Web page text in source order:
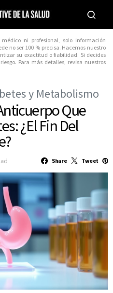
ni profesional, solo información
no ser 100 % precisa. Hacemos nuestro
su exactitud o fiabilidad. Si decides
Para más detalles, revisa nuestros
y Metabolismo
Que
¿El Fin Del
Share Tweet